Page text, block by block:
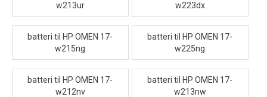
w213ur
w223dx
batteri til HP OMEN 17-
w215ng
batteri til HP OMEN 17-
w225ng
batteri til HP OMEN 17-
w212nv
batteri til HP OMEN 17-
w213nw